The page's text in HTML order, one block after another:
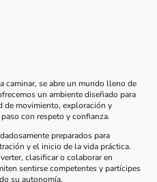
caminar, se abre un mundo lleno de
un ambiente diseñado para
de movimiento, exploración y
con respeto y confianza.
preparados para
y el inicio de la vida práctica.
clasificar o colaborar en
sentirse competentes y partícipes
su autonomía.